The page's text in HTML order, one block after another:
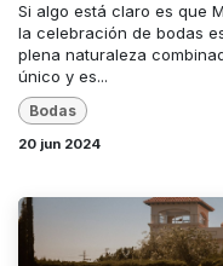
Si algo está claro es que
la celebración de bodas
plena naturaleza
único y es...
Bodas
20 jun 2024